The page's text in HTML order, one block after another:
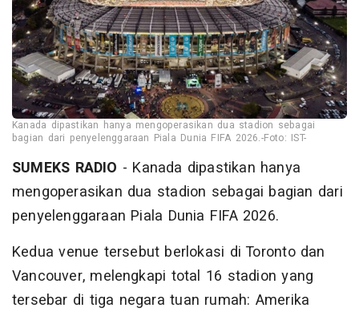
Kanada dipastikan hanya mengoperasikan dua stadion sebagai
bagian dari penyelenggaraan Piala Dunia FIFA 2026.-Foto: IST-
SUMEKS RADIO - Kanada dipastikan hanya
mengoperasikan dua stadion sebagai bagian dari
penyelenggaraan Piala Dunia FIFA 2026.
Kedua venue tersebut berlokasi di Toronto dan
Vancouver, melengkapi total 16 stadion yang
tersebar di tiga negara tuan rumah: Amerika